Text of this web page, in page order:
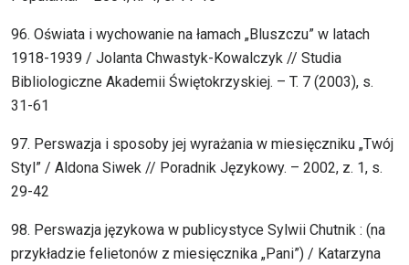
96. Oświata i wychowanie na łamach „Bluszczu” w latach
1918-1939 / Jolanta Chwastyk-Kowalczyk // Studia
Bibliologiczne Akademii Świętokrzyskiej. – T. 7 (2003), s.
31-61
97. Perswazja i sposoby jej wyrażania w miesięczniku „Twój
Styl” / Aldona Siwek // Poradnik Językowy. – 2002, z. 1, s.
29-42
98. Perswazja językowa w publicystyce Sylwii Chutnik : (na
przykładzie felietonów z miesięcznika „Pani”) / Katarzyna